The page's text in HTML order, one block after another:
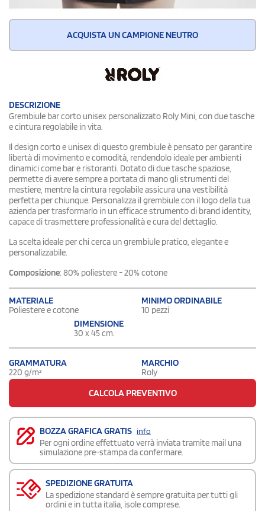
ACQUISTA UN CAMPIONE NEUTRO
DESCRIZIONE
Grembiule bar corto unisex personalizzato Roly Mini, con due tasche
e cintura regolabile in vita.
Il design corto e unisex di questo grembiule è pensato per garantire
libertà di movimento e comodità, rendendolo ideale per ambienti
dinamici come bar e ristoranti. Dotato di due tasche spaziose,
permette di avere sempre a portata di mano gli strumenti del
mestiere, mentre la cintura regolabile assicura una vestibilità
perfetta per chiunque. Personalizza il grembiule con il logo della tua
azienda per trasformarlo in un efficace strumento di brand identity,
capace di trasmettere professionalità e cura del dettaglio.
La scelta ideale per chi cerca un grembiule pratico, elegante e
personalizzabile.
Composizione: 80% poliestere - 20% cotone
MATERIALE
Poliestere e cotone
MINIMO ORDINABILE
10 pezzi
DIMENSIONE
30 x 45 cm.
GRAMMATURA
220 g/m²
MARCHIO
Roly
CALCOLA PREVENTIVO
BOZZA GRAFICA GRATIS info
Per ogni ordine effettuato verrà inviata tramite mail una
simulazione pre-stampa da confermare.
SPEDIZIONE GRATUITA
La spedizione standard è sempre gratuita per tutti gli
ordini e in tutta italia, isole comprese.